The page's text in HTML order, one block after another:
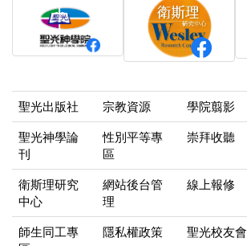
聖光出版社 宗教資源 學院翦影
聖光神學論
刊
性別平等專
區
崇拜收聽
衛斯理研究
中心
網站後台管
理
線上報修
師生同工專
隱私權政策 聖光校友會